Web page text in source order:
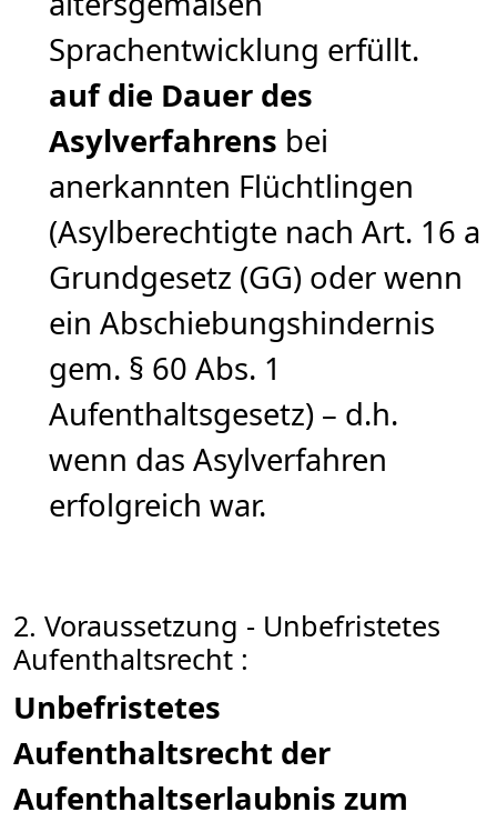
Sprachentwicklung erfüllt.
auf die Dauer des
Asylverfahrens bei
anerkannten Flüchtlingen
(Asylberechtigte nach Art. 16 a
Grundgesetz (GG) oder wenn
ein Abschiebungshindernis
gem. § 60 Abs. 1
Aufenthaltsgesetz) – d.h.
wenn das Asylverfahren
erfolgreich war.
2. Voraussetzung - Unbefristetes
Aufenthaltsrecht :
Unbefristetes
Aufenthaltsrecht der
Aufenthaltserlaubnis zum